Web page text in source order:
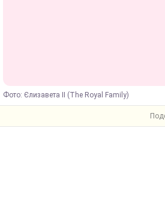
Фото: Єлизавета II (The Royal Family)